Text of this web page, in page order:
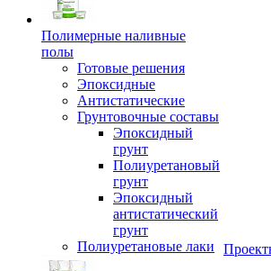
Полимерные наливные
полы
Готовые решения
Эпоксидные
Антистатические
Грунтовочные составы
Эпоксидный
грунт
Полиуретановый
грунт
Эпоксидный
антистатический
грунт
Полиуретановые лаки